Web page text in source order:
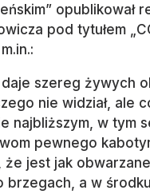
opublikował
pod tytułem
szereg żywych
nie widział, ale
najbliższym, w tym
pewnego
że jest jak
a w